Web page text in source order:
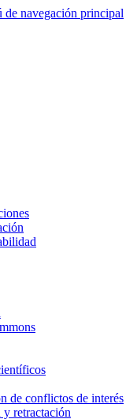
de navegación principal
de conflictos de interés
retractación